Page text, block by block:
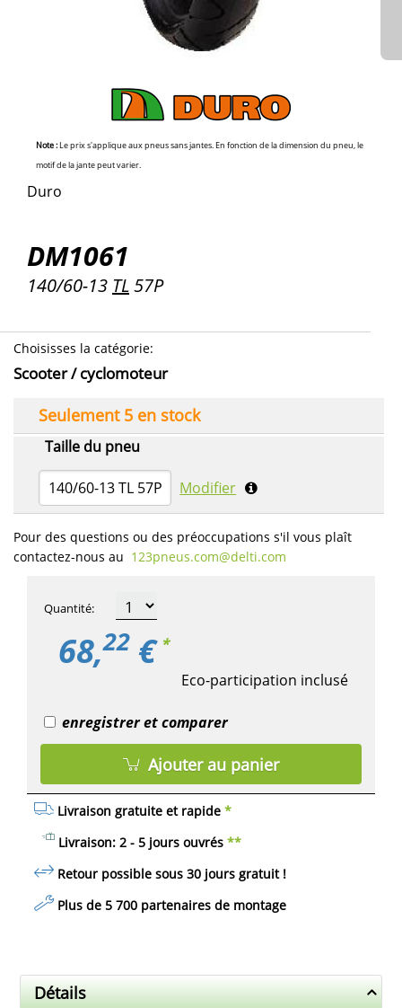
Note :Le prix s'applique aux pneus sans jantes. En fonction de la dimension du pneu, le
motif de la jante peut varier.
Duro
DM1061
140/60-13 TL57P
Choisisses la catégorie:
Scooter / cyclomoteur
Taille du pneu
140/60-13 TL 57P Modifier
Seulement 5 en stock
Pour des questions ou des préoccupations s'il vous plaît
contactez-nous au 123pneus.com​@delti.com
68,22 € *
Eco-participation inclusé
Livraison gratuite et rapide *
Livraison: 2 - 5 jours ouvrés **
Retour possible sous 30 jours gratuit!
Plus de 5 700 partenaires de montage
Quantité:
enregistrer et comparer
Ajouter au panier
Détails